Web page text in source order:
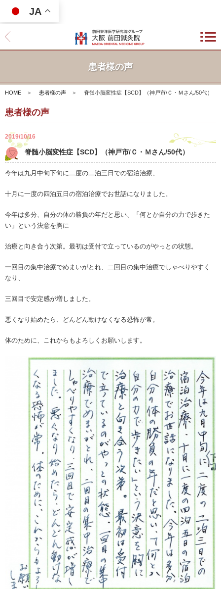
JA
患者様の声
HOME ＞ 患者様の声 ＞ 脊髄小脳変性症【SCD】（神戸市/Ｃ・Ｍさん/50代）
患者様の声
2019/10/16
脊髄小脳変性症【SCD】（神戸市/Ｃ・Ｍさん/50代）
今年は九月中旬下旬に二度の二泊三日での宿泊治療、
十月に一度の四泊五日の宿泊治療でお世話になりました。
今年は多分、自分の体の勝負の年だと思い、「何とか自分の力で歩きた
い」という決意を胸に
治療と向き合う次第。最初は受付で立っているのがやっとの状態。
一回目の集中治療でめまいがとれ、二回目の集中治療でしゃべりやすく
なり、
三回目で安定感が増しました。
悪くなり始めたら、どんどん動けなくなる恐怖が常。
体のために、これからもよろしくお願いします。